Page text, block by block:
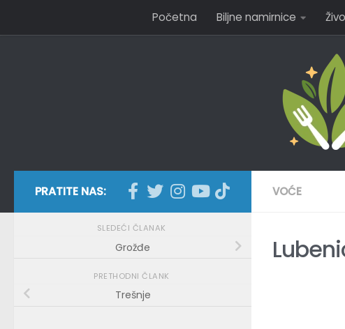
Početna Biljne namirnice
VOĆE
PRATITE NAS:
SLEDEĆI ČLANAK
Grožđe
PRETHODNI ČLANK
Trešnje